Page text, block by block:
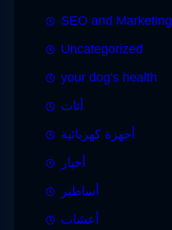
SEO and Marketing
Uncategorized
your dog's health
أثاث
أجهزة كهربائية
أخبار
أساطير
أعشاب